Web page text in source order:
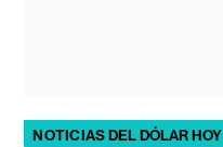
NOTICIAS DEL DÓLAR HOY